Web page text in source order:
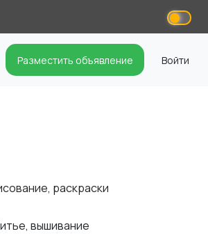
Разместить объявление Войти
раскраски
вышивание